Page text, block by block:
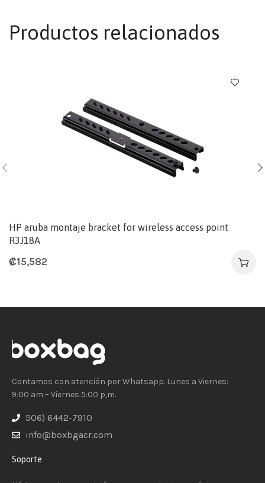
Productos relacionados
HP aruba montaje bracket for wireless access point
R3J18A
₡15,582
Contamos con atención por Whatsapp. Lunes a Viernes:
9:00 am – Viernes 5:00 p,m.
506) 6442-7910
info@boxbgacr.com
Soporte